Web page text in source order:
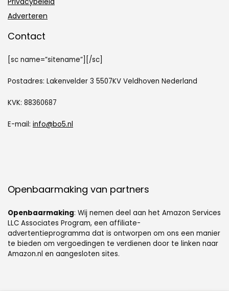
Adverteren
Contact
[sc name=”sitename”][/sc]
Postadres: Lakenvelder 3 5507KV Veldhoven Nederland
KVK: 88360687
E-mail: info@bo5.nl
Openbaarmaking van partners
Openbaarmaking: Wij nemen deel aan het Amazon Services
LLC Associates Program, een affiliate-
advertentieprogramma dat is ontworpen om ons een manier
te bieden om vergoedingen te verdienen door te linken naar
Amazon.nl en aangesloten sites.